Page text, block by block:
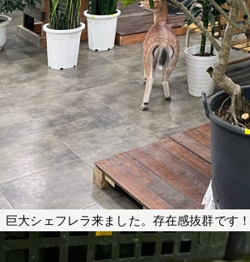
大シェフレラ来ました。存在感抜群です！